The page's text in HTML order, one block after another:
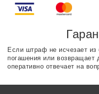
Если штраф не исчезает из
погашения или
оперативно отвечает на